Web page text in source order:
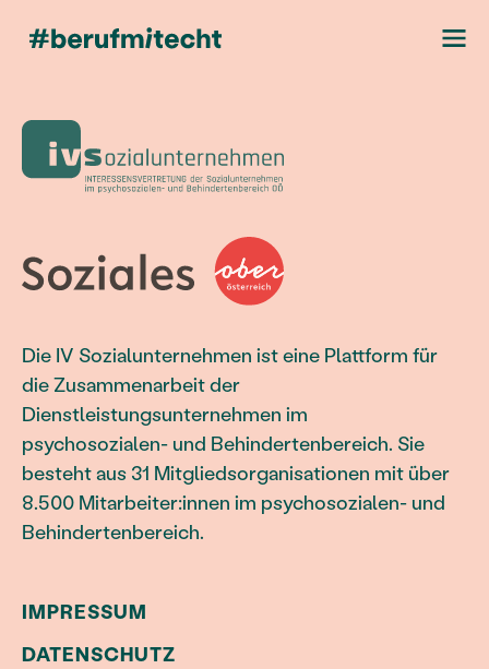
IMPRESSUM
DATENSCHUTZ
Die IV Sozialunternehmen ist eine Plattform für
die Zusammenarbeit der
Dienstleistungsunternehmen im
psychosozialen- und Behindertenbereich. Sie
besteht aus 31 Mitgliedsorganisationen mit über
8.500 Mitarbeiter:innen im psychosozialen- und
Behindertenbereich.